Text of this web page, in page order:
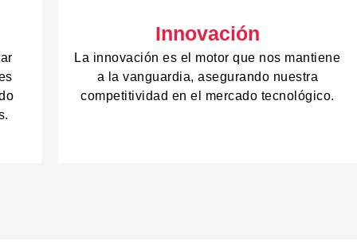
Innovación
La innovación es el motor que nos mantiene
a la vanguardia, asegurando nuestra
competitividad en el mercado tecnológico.